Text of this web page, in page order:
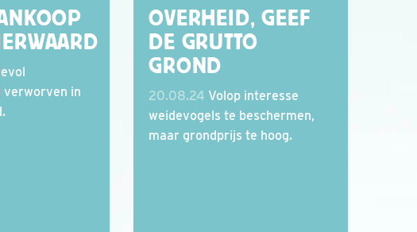
verworven in
OVERHEID, GEEF
DE GRUTTO
GROND
20.08.24 Volop interesse
weidevogels te beschermen,
maar grondprijs te hoog.